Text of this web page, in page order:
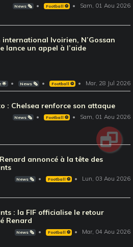
News 🗞️ Football ⚽️ Sam, 01 Aou 2026
international Ivoirien, N’Gossan
lance un appel à l’aide
🌟 News 🗞️ Football ⚽️ Mar, 28 Jul 2026
: Chelsea renforce son attaque
News 🗞️ Football ⚽️ Sam, 01 Aou 2026
annoncé à la tête des
News 🗞️ Football ⚽️ Lun, 03 Aou 2026
: la FIF officialise le retour
Renard
News 🗞️ Football ⚽️ Mar, 04 Aou 2026